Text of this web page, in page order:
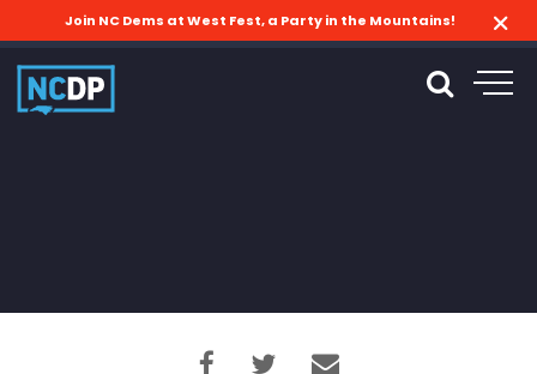
Join NC Dems at West Fest, a Party in the Mountains!